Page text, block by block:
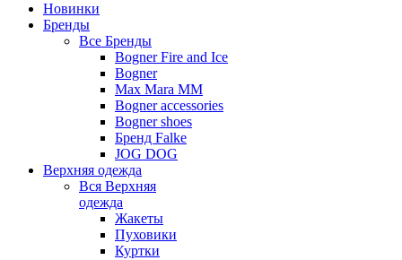
Новинки
Бренды
Все Бренды
Bogner Fire and Ice
Bogner
Max Mara MM
Bogner accessories
Bogner shoes
Бренд Falke
JOG DOG
Верхняя одежда
Вся Верхняя
одежда
Жакеты
Пуховики
Куртки